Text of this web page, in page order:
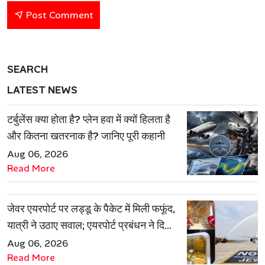
Post Comment
SEARCH
LATEST NEWS
टर्बुलेंस क्या होता है? प्लेन हवा में क्यों हिलता है
और कितना खतरनाक है? जानिए पूरी कहानी
Aug 06, 2026
Read More
जेवर एयरपोर्ट पर लड्डू के पैकेट में मिली फफूंद,
यात्री ने उठाए सवाल; एयरपोर्ट प्रबंधन ने दिया
जवाब
Aug 06, 2026
Read More